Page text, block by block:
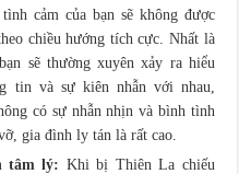
cảm của bạn sẽ không được
chiều hướng tích cực. Nhất là
sẽ thường xuyên xảy ra hiểu
tin và sự kiên nhẫn với nhau,
có sự nhẫn nhịn và bình tình
gia đình ly tán là rất cao.
tâm lý: Khi bị Thiên La chiếu